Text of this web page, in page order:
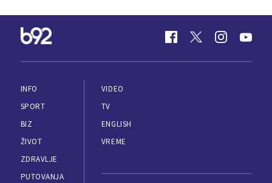
INFO
SPORT
BIZ
ŽIVOT
ZDRAVLJE
PUTOVANJA
VIDEO
TV
ENGLISH
VREME